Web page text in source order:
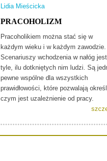
Lidia Mieścicka
PRACOHOLIZM
Pracoholikiem można stać się w
każdym wieku i w każdym zawodzie.
Scenariuszy wchodzenia w nałóg jest
tyle, ilu dotkniętych nim ludzi. Są
pewne wspólne dla wszystkich
prawidłowości, które pozwalają
czym jest uzależnienie od pracy.